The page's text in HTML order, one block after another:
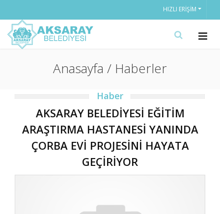
HIZLI ERIŞIM
Anasayfa / Haberler
Haber
AKSARAY BELEDİYESİ EĞİTİM
ARAŞTIRMA HASTANESİ YANINDA
ÇORBA EVİ PROJESİNİ HAYATA
GEÇİRİYOR